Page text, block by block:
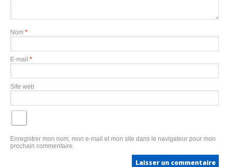
Nom *
E-mail *
Site web
Enregistrer mon nom, mon e-mail et mon site dans le navigateur pour mon
prochain commentaire.